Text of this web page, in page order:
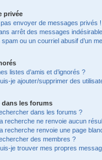
privée
envoyer de messages privés !
arrêt des messages
spam ou un courriel abusif d’un
listes d’amis et d’ignorés ?
je ajouter/supprimer des
dans les forums
dans les forums ?
recherche ne renvoie aucun
recherche renvoie une page
des membres ?
je trouver mes propres